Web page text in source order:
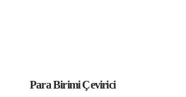
Para Birimi Çevirici